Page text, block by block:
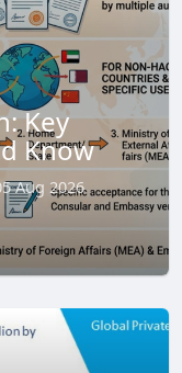
Key
Know
Aug 2026